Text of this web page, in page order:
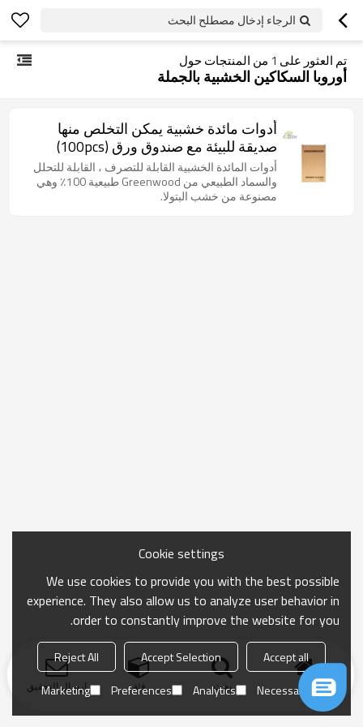
الرجاء إدخال مصطلح البحث
تم العثور على 1 من المنتجات حول
أوروبا السكاكين الخشبية بالجملة
أدوات مائدة خشبية يمكن التخلص منها
صديقة للبيئة مع صندوق ورق (100pcs)
أدوات المائدة الخشبية القابلة للتصرف ، القابلة للتحلل
والسماد الطبيعي من Greenwood طبيعية 100٪ وهي
مصنوعة من خشب البتولا.
منزل بحث فئة ارسال التحقيق
Cookie settings
We use cookies to provide you with the best possible
experience. They also allow us to analyze user behavior in
order to constantly improve the website for you.
Accept all
Accept Selection
Reject All
Necessary
Analytics
Preferences
Marketing